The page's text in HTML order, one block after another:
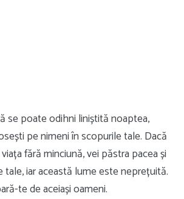
se poate odihni liniștită noaptea,
pe nimeni în scopurile tale. Dacă
fără minciună, vei păstra pacea și
tale, iar această lume este neprețuită.
te de aceiași oameni.